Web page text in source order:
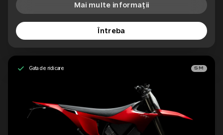
Mai multe informații
Întreba
Gata de ridicare SM